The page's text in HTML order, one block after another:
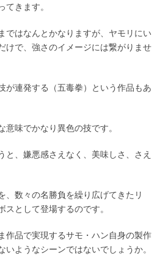
てきます。
ではなんとかなりますが、ヤモリにい
けで、強さのイメージには繋がりませ
が連発する（五毒拳）という作品もあ
味でかなり異色の技です。
と、嫌悪感さえなく、美味しさ、さえ
、数々の名勝負を繰り広げてきたリ
スとして登場するのです。
作品で実現するサモ・ハン自身の製作
ようなシーンではないでしょうか。